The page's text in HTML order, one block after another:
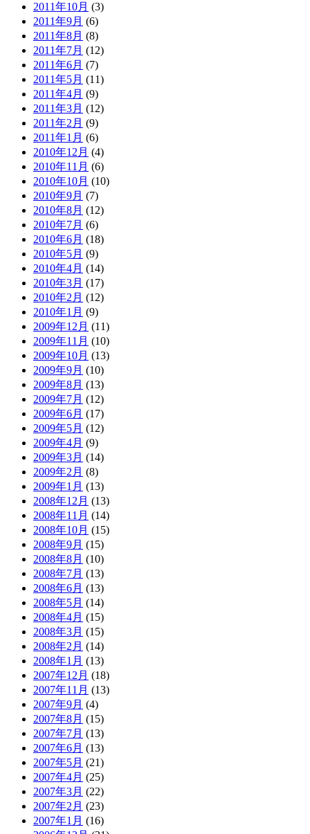
2011年10月 (3)
2011年9月 (6)
2011年8月 (8)
2011年7月 (12)
2011年6月 (7)
2011年5月 (11)
2011年4月 (9)
2011年3月 (12)
2011年2月 (9)
2011年1月 (6)
2010年12月 (4)
2010年11月 (6)
2010年10月 (10)
2010年9月 (7)
2010年8月 (12)
2010年7月 (6)
2010年6月 (18)
2010年5月 (9)
2010年4月 (14)
2010年3月 (17)
2010年2月 (12)
2010年1月 (9)
2009年12月 (11)
2009年11月 (10)
2009年10月 (13)
2009年9月 (10)
2009年8月 (13)
2009年7月 (12)
2009年6月 (17)
2009年5月 (12)
2009年4月 (9)
2009年3月 (14)
2009年2月 (8)
2009年1月 (13)
2008年12月 (13)
2008年11月 (14)
2008年10月 (15)
2008年9月 (15)
2008年8月 (10)
2008年7月 (13)
2008年6月 (13)
2008年5月 (14)
2008年4月 (15)
2008年3月 (15)
2008年2月 (14)
2008年1月 (13)
2007年12月 (18)
2007年11月 (13)
2007年9月 (4)
2007年8月 (15)
2007年7月 (13)
2007年6月 (13)
2007年5月 (21)
2007年4月 (25)
2007年3月 (22)
2007年2月 (23)
2007年1月 (16)